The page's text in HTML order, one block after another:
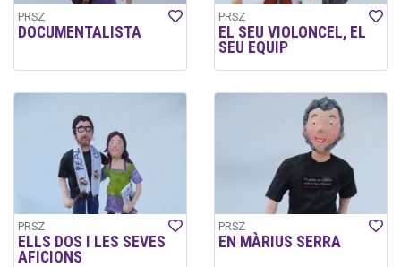
PRSZ
DOCUMENTALISTA
PRSZ
EL SEU VIOLONCEL, EL
SEU EQUIP
PRSZ
ELLS DOS I LES SEVES
AFICIONS
PRSZ
EN MÀRIUS SERRA